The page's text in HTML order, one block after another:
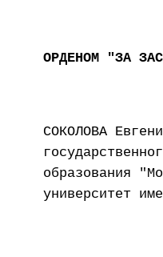
ОРДЕНОМ "ЗА
СОКОЛОВА
образования
университет